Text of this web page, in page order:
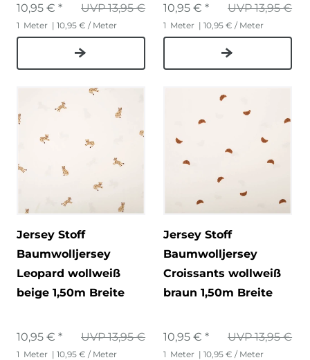
UVP 13,95 €
10,95 € *
1 Meter | 10,95 € / Meter
UVP 13,95 €
10,95 € *
1 Meter | 10,95 € / Meter
Jersey Stoff
Baumwolljersey
Leopard wollweiß
beige 1,50m Breite
UVP 13,95 €
10,95 € *
1 Meter | 10,95 € / Meter
Jersey Stoff
Baumwolljersey
Croissants wollweiß
braun 1,50m Breite
UVP 13,95 €
10,95 € *
1 Meter | 10,95 € / Meter